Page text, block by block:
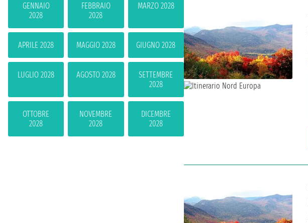
GENNAIO
2028
FEBBRAIO
2028
MARZO 2028
APRILE 2028 MAGGIO 2028 GIUGNO 2028
LUGLIO 2028 AGOSTO 2028
SETTEMBRE
2028
OTTOBRE
2028
NOVEMBRE
2028
DICEMBRE
2028